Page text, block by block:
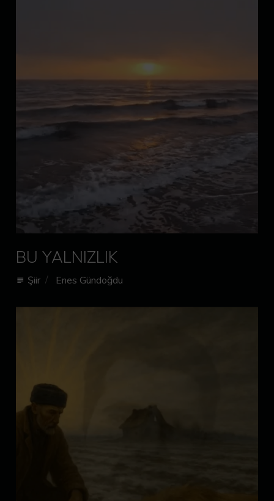
BU YALNIZLIK
subject Şiir Enes Gündoğdu